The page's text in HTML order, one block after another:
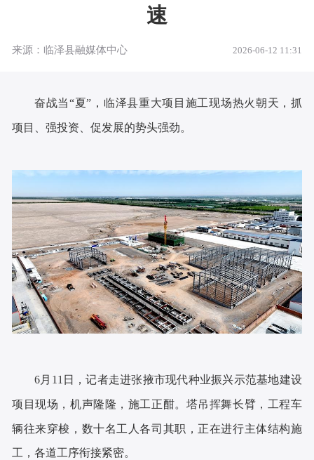
速
来源：临泽县融媒体中心 2026-06-12 11:31
奋战当“夏”，临泽县重大项目施工现场热火朝天，抓
项目、强投资、促发展的势头强劲。
6月11日，记者走进张掖市现代种业振兴示范基地建设
项目现场，机声隆隆，施工正酣。塔吊挥舞长臂，工程车
辆往来穿梭，数十名工人各司其职，正在进行主体结构施
工，各道工序衔接紧密。